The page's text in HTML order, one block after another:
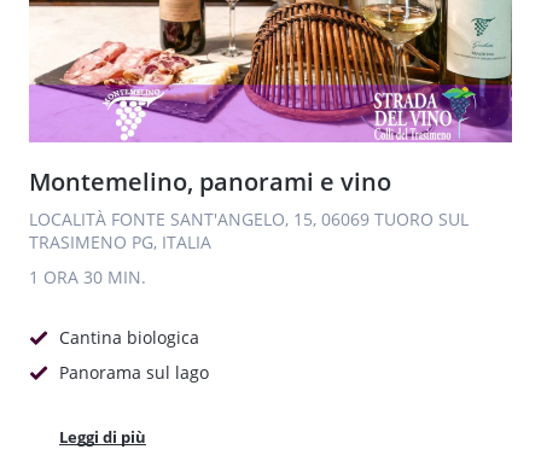
Montemelino, panorami e vino
LOCALITÀ FONTE SANT'ANGELO, 15, 06069 TUORO SUL
TRASIMENO PG, ITALIA
1 ORA 30 MIN.
Cantina biologica
Panorama sul lago
Leggi di più